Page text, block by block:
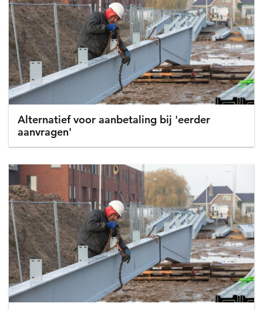
Alternatief voor aanbetaling bij 'eerder
aanvragen'